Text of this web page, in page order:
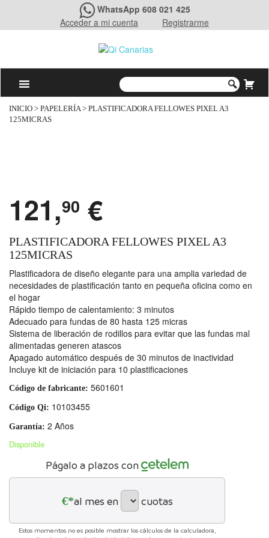
WhatsApp 608 021 425
Acceder a mi cuenta
Registrarme
INICIO > PAPELERÍA> PLASTIFICADORA FELLOWES PIXEL A3
125MICRAS
121,90 €
PLASTIFICADORA FELLOWES PIXEL A3
125MICRAS
Plastificadora de diseño elegante para una amplia variedad de
necesidades de plastificación tanto en pequeña oficina como en
el hogar
Rápido tiempo de calentamiento: 3 minutos
Adecuado para fundas de 80 hasta 125 micras
Sistema de liberación de rodillos para evitar que las fundas mal
alimentadas generen atascos
Apagado automático después de 30 minutos de inactividad
Incluye kit de iniciación para 10 plastificaciones
Código de fabricante: 5601601
Código Qi: 10103455
Garantía: 2 Años
Disponible
Págalo a plazos con
€*al mes en cuotas
Estos momentos no es posible mostrar los cálculos de la calculadora,